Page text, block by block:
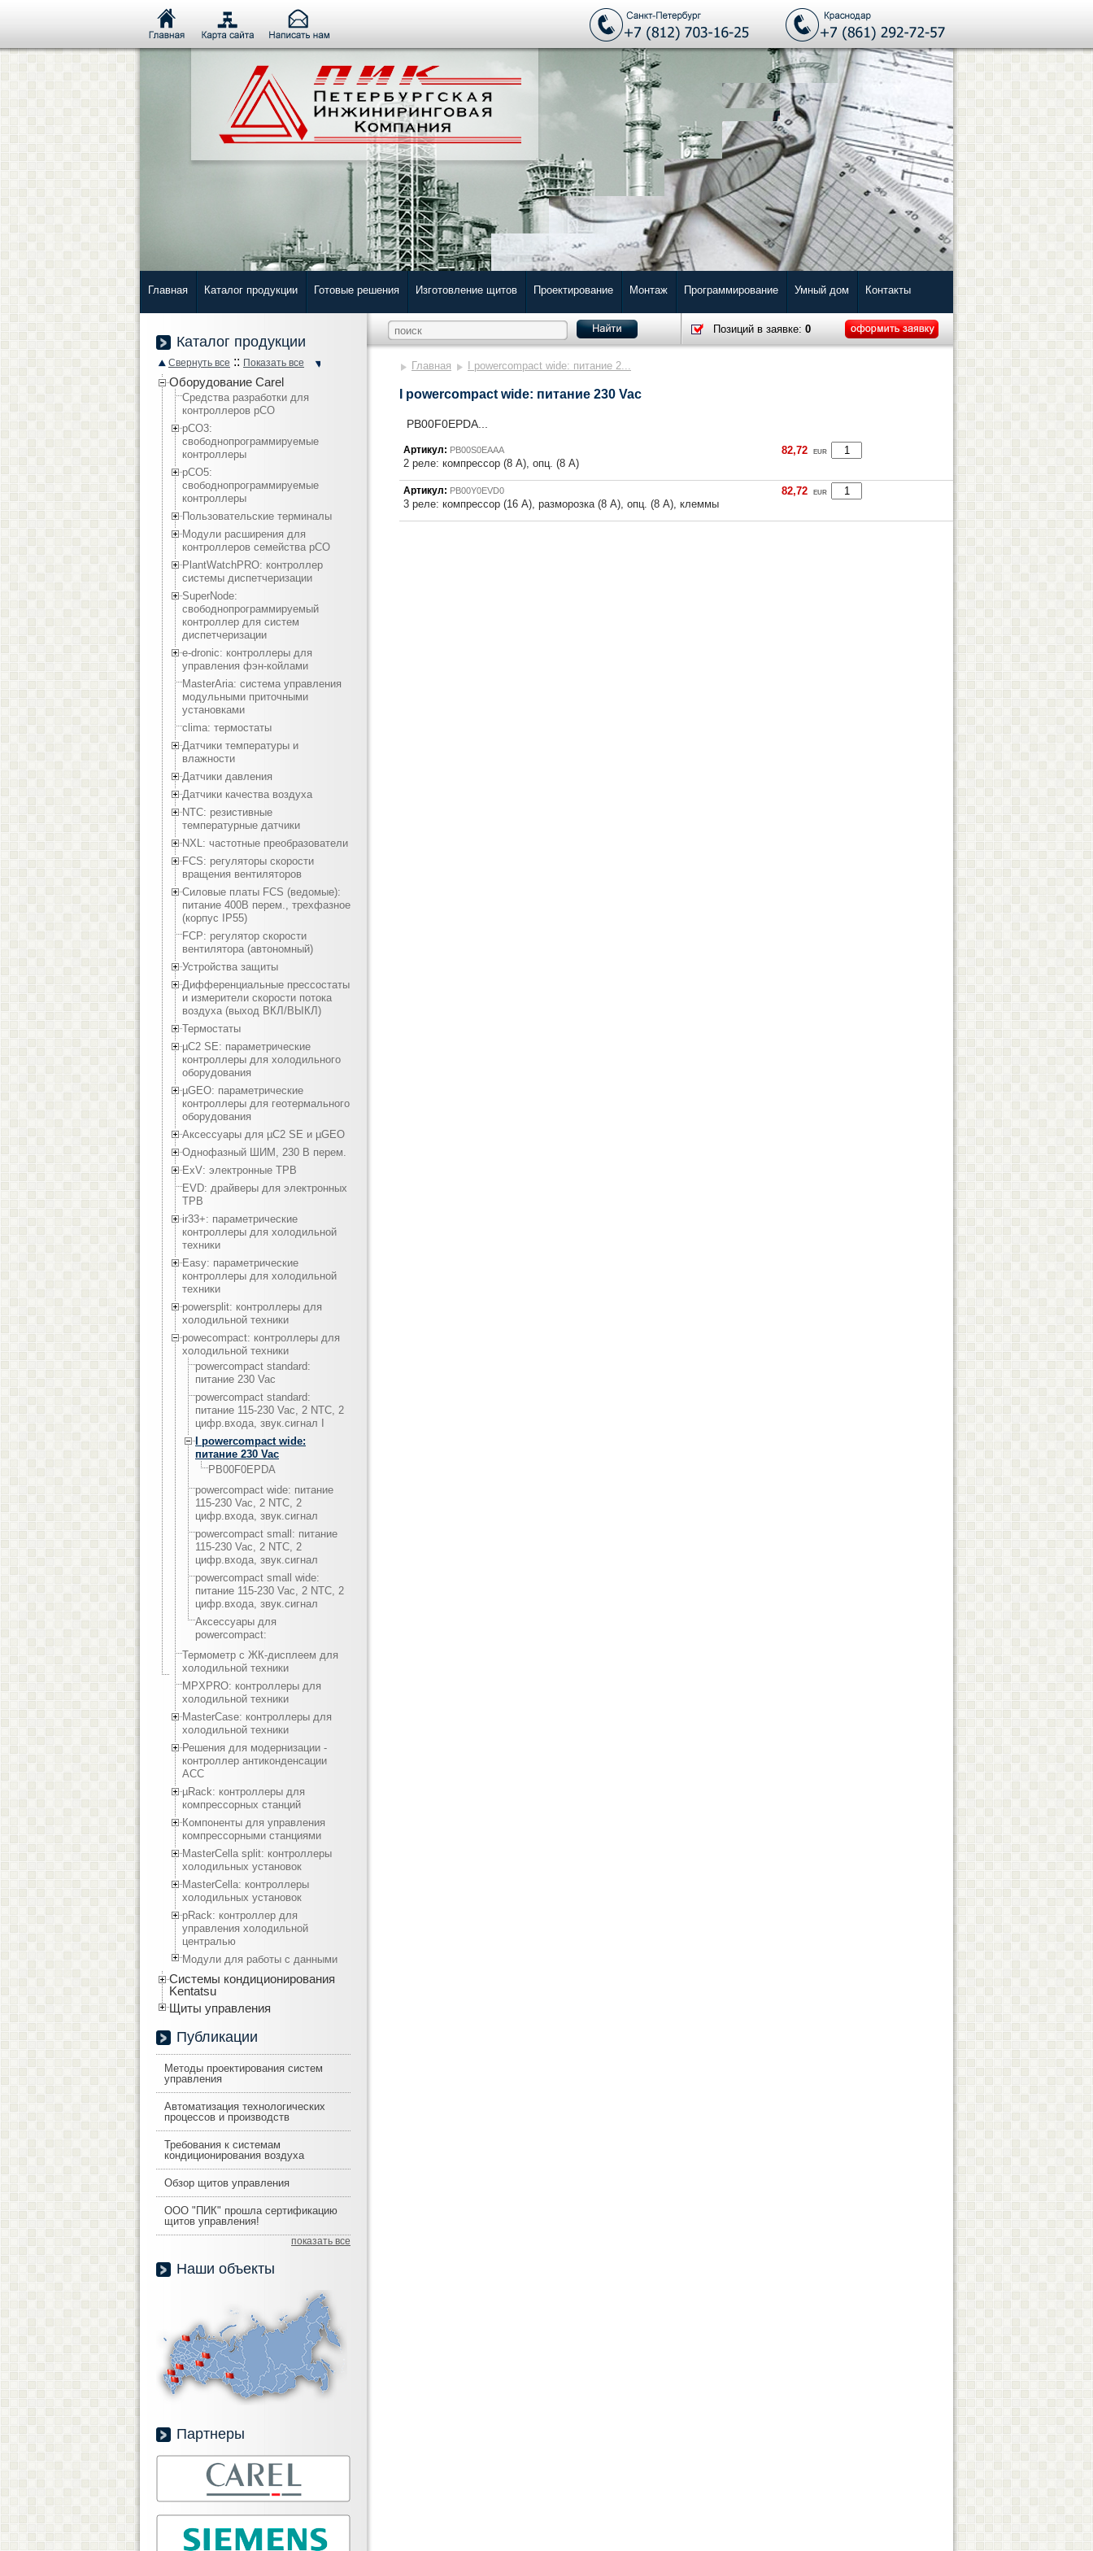
Главная Каталог продукции Готовые решения Изготовление щитов Проектирование Монтаж Программирование Умный дом Контакты
Каталог продукции
Свернуть все :: Показать все
Оборудование Carel
Средства разработки для
контроллеров pCO
pCO3:
cвободнопрограммируемые
контроллеры
pCO5:
cвободнопрограммируемые
контроллеры
Пользовательские терминалы
Модули расширения для
контроллеров семейства pCO
PlantWatchPRO: контроллер
системы диспетчеризации
SuperNode:
свободнопрограммируемый
контроллер для систем
диспетчеризации
e-dronic: контроллеры для
управления фэн-койлами
MasterAria: система управления
модульными приточными
установками
clima: термостаты
Датчики температуры и
влажности
Датчики давления
Датчики качества воздуха
NTC: резистивные
температурные датчики
NXL: частотные преобразователи
FCS: регуляторы скорости
вращения вентиляторов
Силовые платы FCS (ведомые):
питание 400В перем., трехфазное
(корпус IP55)
FCP: регулятор скорости
вентилятора (автономный)
Устройства защиты
Дифференциальные прессостаты
и измерители скорости потока
воздуха (выход ВКЛ/ВЫКЛ)
Термостаты
µC2 SE: параметрические
контроллеры для холодильного
оборудования
µGEO: параметрические
контроллеры для геотермального
оборудования
Аксессуары для µC2 SE и µGEO
Однофазный ШИМ, 230 В перем.
ExV: электронные ТРВ
EVD: драйверы для электронных
ТРВ
ir33+: параметрические
контроллеры для холодильной
техники
Easy: параметрические
контроллеры для холодильной
техники
powersplit: контроллеры для
холодильной техники
powecompact: контроллеры для
холодильной техники
powercompact standard:
питание 230 Vac
powercompact standard:
питание 115-230 Vac, 2 NTC, 2
цифр.входа, звук.сигнал I
I powercompact wide:
питание 230 Vac
PB00F0EPDA
powercompact wide: питание
115-230 Vac, 2 NTC, 2
цифр.входа, звук.сигнал
powercompact small: питание
115-230 Vac, 2 NTC, 2
цифр.входа, звук.сигнал
powercompact small wide:
питание 115-230 Vac, 2 NTC, 2
цифр.входа, звук.сигнал
Аксессуары для
powercompact:
Термометр с ЖК-дисплеем для
холодильной техники
MPXPRO: контроллеры для
холодильной техники
MasterCase: контроллеры для
холодильной техники
Решения для модернизации -
контроллер антиконденсации
ACC
µRack: контроллеры для
компрессорных станций
Компоненты для управления
компрессорными станциями
MasterCella split: контроллеры
холодильных установок
MasterCella: контроллеры
холодильных установок
pRack: контроллер для
управления холодильной
централью
Модули для работы с данными
Системы кондиционирования
Kentatsu
Щиты управления
Публикации
Методы проектирования систем
управления
Автоматизация технологических
процессов и производств
Требования к системам
кондиционирования воздуха
Обзор щитов управления
ООО "ПИК" прошла сертификацию
щитов управления!
показать все
Наши объекты
Партнеры
Позиций в заявке: 0
Главная I powercompact wide: питание 2...
I powercompact wide: питание 230 Vac
PB00F0EPDA...
Артикул: PB00S0EAAA
2 реле: компрессор (8 A), опц. (8 A)
82,72 EUR
Артикул: PB00Y0EVD0
3 реле: компрессор (16 A), разморозка (8 A), опц. (8 A), клеммы
82,72 EUR